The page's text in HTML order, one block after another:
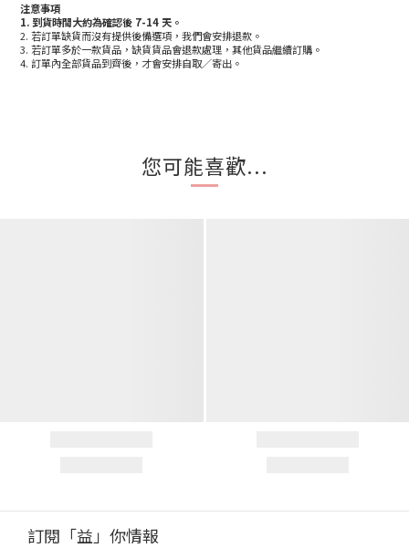
注意事項
1. 到貨時間大約為確認後 7-14 天 。
2. 若訂單缺貨而沒有提供後備選項，我們會安排退款。
3. 若訂單多於一款貨品，缺貨貨品會退款處理，其他貨品繼續訂購。
4. 訂單內全部貨品到齊後，才會安排自取／寄出。
您可能喜歡...
訂閱「益」你情報